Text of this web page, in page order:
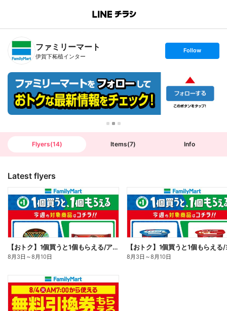
B
n
T
ファミリーマート
伊賀下柘植インター
s
t
w
Follow
Flyers(14) Items(7) Info
Latest flyers
【おトク】1個買うと1個もらえる/アイス
8月3日 ～8月10日 8月3日 ～8月10日